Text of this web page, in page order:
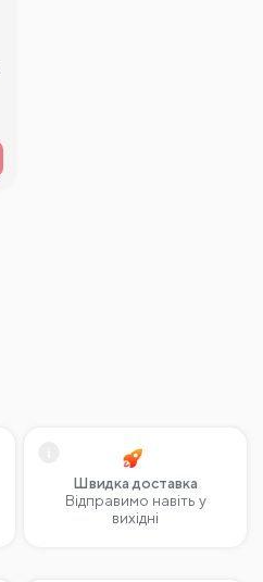
Швидка доставка
Відправимо навіть у
вихідні